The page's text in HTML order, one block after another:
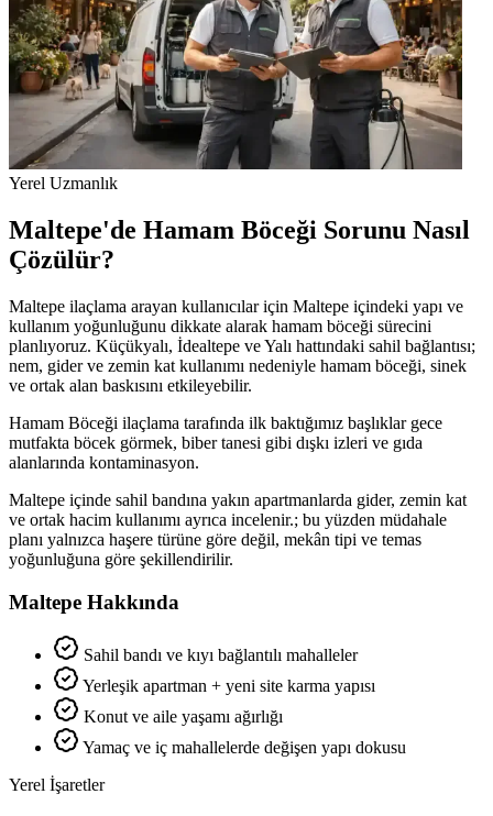
Yerel Uzmanlık
Maltepe'de Hamam Böceği Sorunu Nasıl
Çözülür?
Maltepe ilaçlama arayan kullanıcılar için Maltepe içindeki yapı ve
kullanım yoğunluğunu dikkate alarak hamam böceği sürecini
planlıyoruz. Küçükyalı, İdealtepe ve Yalı hattındaki sahil bağlantısı;
nem, gider ve zemin kat kullanımı nedeniyle hamam böceği, sinek
ve ortak alan baskısını etkileyebilir.
Hamam Böceği ilaçlama tarafında ilk baktığımız başlıklar gece
mutfakta böcek görmek, biber tanesi gibi dışkı izleri ve gıda
alanlarında kontaminasyon.
Maltepe içinde sahil bandına yakın apartmanlarda gider, zemin kat
ve ortak hacim kullanımı ayrıca incelenir.; bu yüzden müdahale
planı yalnızca haşere türüne göre değil, mekân tipi ve temas
yoğunluğuna göre şekillendirilir.
Maltepe Hakkında
Sahil bandı ve kıyı bağlantılı mahalleler
Yerleşik apartman + yeni site karma yapısı
Konut ve aile yaşamı ağırlığı
Yamaç ve iç mahallelerde değişen yapı dokusu
Yerel İşaretler